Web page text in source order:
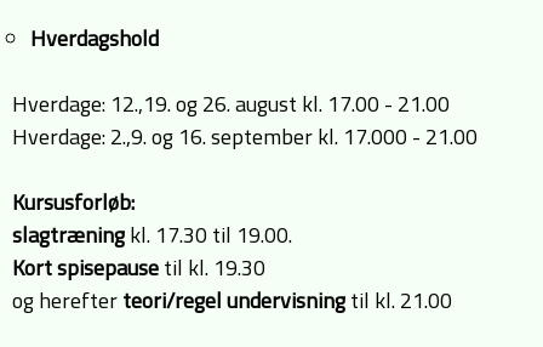
Hverdagshold
Hverdage: 12.,19. og 26. august kl. 17.00 - 21.00
Hverdage: 2.,9. og 16. september kl. 17.000 - 21.00
Kursusforløb:
slagtræningkl. 17.30 til 19.00.
Kort spisepausetil kl. 19.30
og herefterteori/regel undervisningtil kl. 21.00